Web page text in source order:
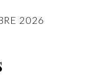
2026